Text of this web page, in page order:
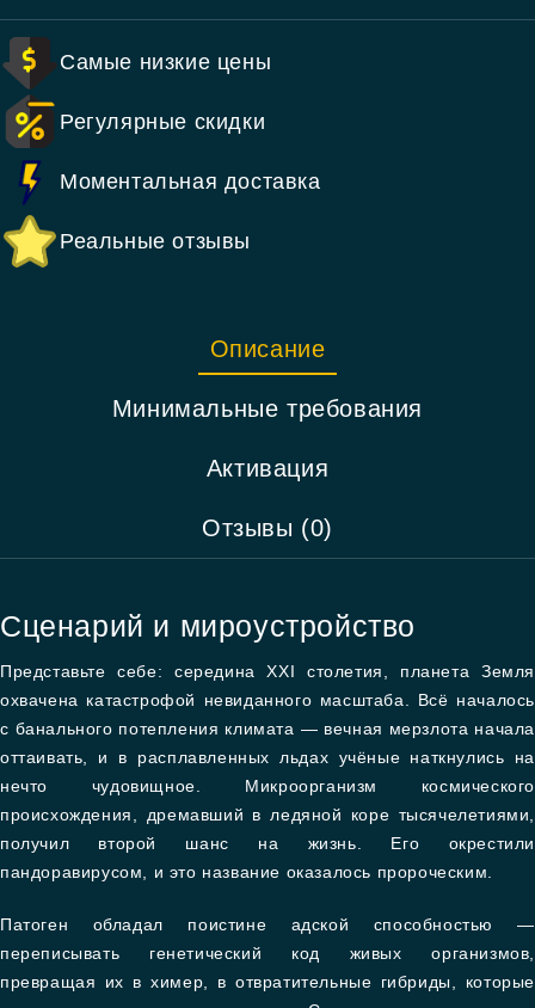
Самые низкие цены
Регулярные скидки
Моментальная доставка
Реальные отзывы
Описание
Минимальные требования
Активация
Отзывы (0)
Сценарий и мироустройство
Представьте себе: середина XXI столетия, планета Земля
охвачена катастрофой невиданного масштаба. Всё началось
с банального потепления климата — вечная мерзлота начала
оттаивать, и в расплавленных льдах учёные наткнулись на
нечто чудовищное. Микроорганизм космического
происхождения, дремавший в ледяной коре тысячелетиями,
получил второй шанс на жизнь. Его окрестили
пандоравирусом, и это название оказалось пророческим.
Патоген обладал поистине адской способностью —
переписывать генетический код живых организмов,
превращая их в химер, в отвратительные гибриды, которые